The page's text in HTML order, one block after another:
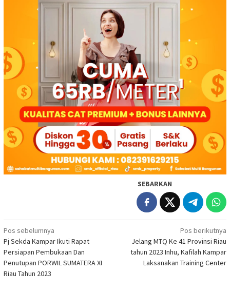
SEBARKAN
Navigasi
pos
Pos sebelumnya
Pj Sekda Kampar Ikuti Rapat
Persiapan Pembukaan Dan
Penutupan PORWIL SUMATERA XI
Riau Tahun 2023
Pos berikutnya
Jelang MTQ Ke 41 Provinsi Riau
tahun 2023 Inhu, Kafilah Kampar
Laksanakan Training Center